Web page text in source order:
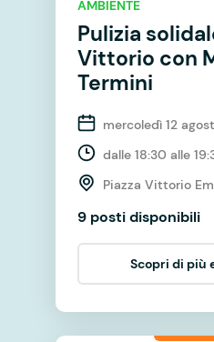
AMBIENTE
Pulizia
Vittorio con
Termini
mercoledì 12
dalle 18:30 alle
Piazza Vittorio
9 posti disponibili
Scopri di più